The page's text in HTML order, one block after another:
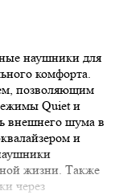
наушники для
комфорта.
позволяющим
Quiet и
внешнего шума в
и
жизни. Также
через